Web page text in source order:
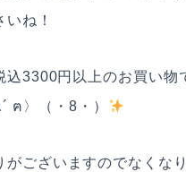
ね！
込3300円以上のお買い
ฅ〉（・8・）
ございますのでなくな